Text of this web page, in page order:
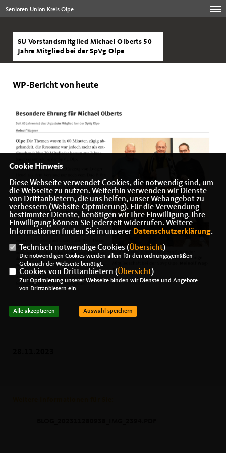
Senioren Union Kreis Olpe
SU Vorstandsmitglied Michael Olberts 50
Jahre Mitglied bei der SpVg Olpe
WP-Bericht von heute
Cookie Hinweis
Diese Webseite verwendet Cookies, die notwendig sind, um
die Webseite zu nutzen. Weiterhin verwenden wir Dienste
von Drittanbietern, die uns helfen, unser Webangebot zu
verbessern (Website-Optmierung). Für die Verwendung
bestimmter Dienste, benötigen wir Ihre Einwilligung. Ihre
Einwilligung können Sie jederzeit widerrufen. Weitere
Informationen finden Sie in unserer Datenschutzerklärung.
Technisch notwendige Cookies (Übersicht)
Die notwendigen Cookies werden allein für den ordnungsgemäßen
Gebrauch der Webseite benötigt.
Cookies von Drittanbietern (Übersicht)
Zur Optimierung unserer Webseite binden wir Dienste und Angebote
von Drittanbietern ein.
Alle akzeptieren Auswahl speichern